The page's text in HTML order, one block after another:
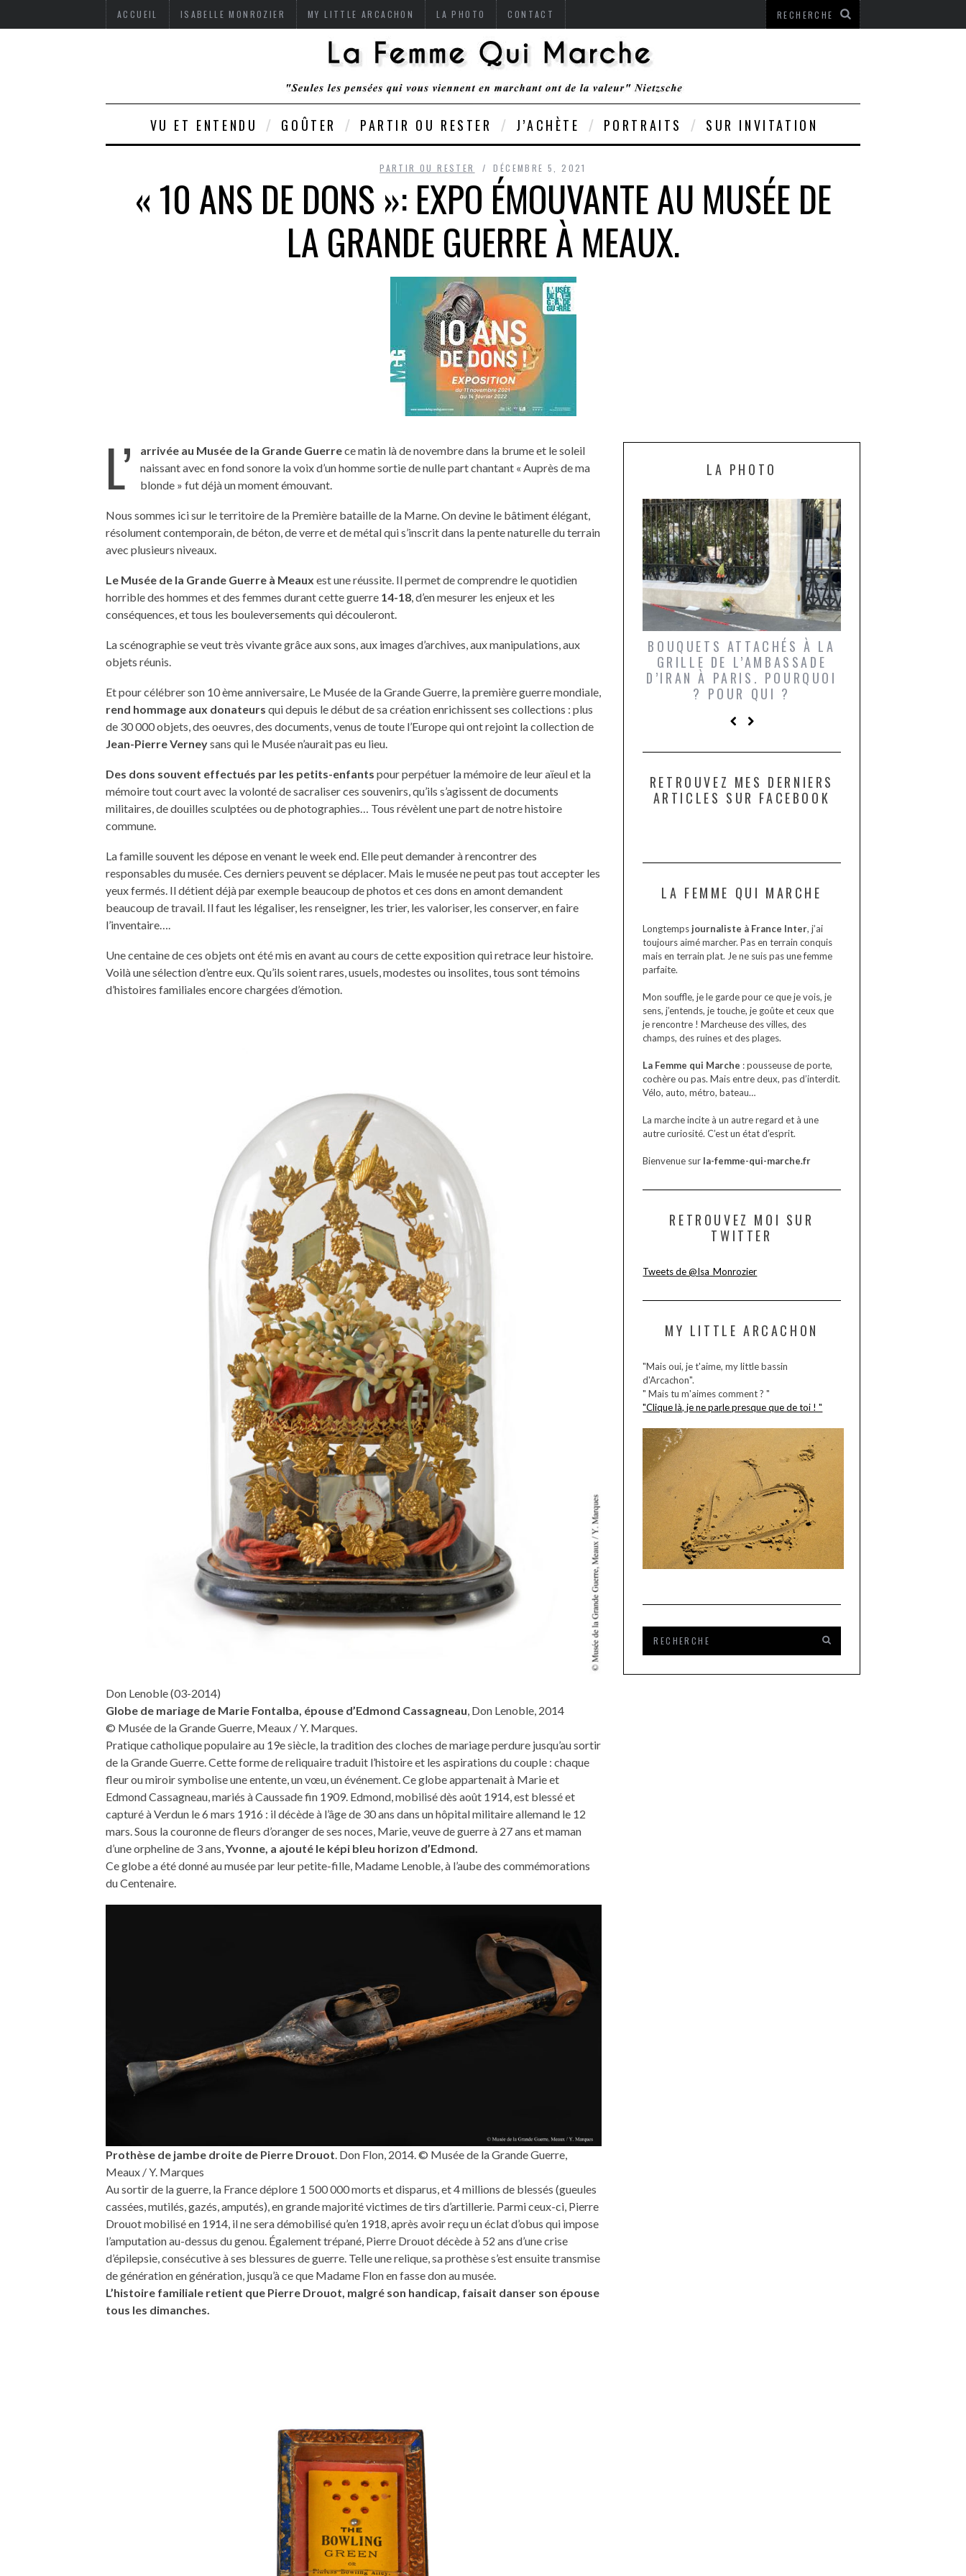
ACCUEIL ISABELLE MONROZIER MY LITTLE ARCACHON LA PHOTO CONTACT
VU ET ENTENDU GOÛTER PARTIR OU RESTER J’ACHÈTE PORTRAITS SUR INVITATION
PARTIR OU RESTER DÉCEMBRE 5, 2021
« 10 ANS DE DONS »: EXPO ÉMOUVANTE AU MUSÉE DE
LA GRANDE GUERRE À MEAUX.
L’ arrivée au Musée de la Grande Guerrece matin là de novembre dans la brume et le soleil
naissant avec en fond sonore la voix d’un homme sortie de nulle part chantant « Auprès de ma
blonde » fut déjà un moment émouvant.
Nous sommes ici sur le territoire de la Première bataille de la Marne. On devine le bâtiment élégant,
résolument contemporain, de béton, de verre et de métal qui s’inscrit dans la pente naturelle du terrain
avec plusieurs niveaux.
Le Musée de la Grande Guerre à Meaux est une réussite. Il permet de comprendre le quotidien
horrible des hommes et des femmes durant cette guerre 14-18, d’en mesurer les enjeux et les
conséquences, et tous les bouleversements qui découleront.
La scénographie se veut très vivante grâce aux sons, aux images d’archives, aux manipulations, aux
objets réunis.
Et pour célébrer son 10 ème anniversaire, Le Musée de la Grande Guerre, la première guerre mondiale,
rend hommage aux donateurs qui depuis le début de sa création enrichissent ses collections : plus
de 30 000 objets, des oeuvres, des documents, venus de toute l’Europe qui ont rejoint la collection de
Jean-Pierre Verneysans qui le Musée n’aurait pas eu lieu.
Des dons souvent effectués par les petits-enfants pour perpétuer la mémoire de leur aïeul et la
mémoire tout court avec la volonté de sacraliser ces souvenirs, qu’ils s’agissent de documents
militaires, de douilles sculptées ou de photographies… Tous révèlent une part de notre histoire
commune.
La famille souvent les dépose en venant le week end. Elle peut demander à rencontrer des
responsables du musée. Ces derniers peuvent se déplacer. Mais le musée ne peut pas tout accepter les
yeux fermés. Il détient déjà par exemple beaucoup de photos et ces dons en amont demandent
beaucoup de travail. Il faut les légaliser, les renseigner, les trier, les valoriser, les conserver, en faire
l’inventaire….
Une centaine de ces objets ont été mis en avant au cours de cette exposition qui retrace leur histoire.
Voilà une sélection d’entre eux. Qu’ils soient rares, usuels, modestes ou insolites, tous sont témoins
d’histoires familiales encore chargées d’émotion.
Don Lenoble (03-2014)
Globe de mariage de Marie Fontalba, épouse d’Edmond Cassagneau, Don Lenoble, 2014
© Musée de la Grande Guerre, Meaux / Y. Marques.
Pratique catholique populaire au 19e siècle, la tradition des cloches de mariage perdure jusqu’au sortir
de la Grande Guerre. Cette forme de reliquaire traduit l’histoire et les aspirations du couple : chaque
fleur ou miroir symbolise une entente, un vœu, un événement. Ce globe appartenait à Marie et
Edmond Cassagneau, mariés à Caussade fin 1909. Edmond, mobilisé dès août 1914, est blessé et
capturé à Verdun le 6 mars 1916 : il décède à l’âge de 30 ans dans un hôpital militaire allemand le 12
mars. Sous la couronne de fleurs d’oranger de ses noces, Marie, veuve de guerre à 27 ans et maman
d’une orpheline de 3 ans,Yvonne, a ajouté le képi bleu horizon d’Edmond.
Ce globe a été donné au musée par leur petite-fille, Madame Lenoble, à l’aube des commémorations
du Centenaire.
Prothèse de jambe droite de Pierre Drouot . Don Flon, 2014. © Musée de la Grande Guerre,
Meaux / Y. Marques
Au sortir de la guerre, la France déplore 1 500 000 morts et disparus, et 4 millions de blessés (gueules
cassées, mutilés, gazés, amputés), en grande majorité victimes de tirs d’artillerie. Parmi ceux-ci, Pierre
Drouot mobilisé en 1914, il ne sera démobilisé qu’en 1918, après avoir reçu un éclat d’obus qui impose
l’amputation au-dessus du genou. Également trépané, Pierre Drouot décède à 52 ans d’une crise
d’épilepsie, consécutive à ses blessures de guerre. Telle une relique, sa prothèse s’est ensuite transmise
de génération en génération, jusqu’à ce que Madame Flon en fasse don au musée.
L’histoire familiale retient que Pierre Drouot, malgré son handicap, faisait danser son épouse
tous les dimanches.
LA PHOTO
UNE MOUETTE SUR LA TÊTE
BOUQUETS ATTACHÉS À LA
GRILLE DE L’AMBASSADE
D’IRAN À PARIS. POURQUOI
? POUR QUI ?
RETROUVEZ MES DERNIERS
ARTICLES SUR FACEBOOK
LA FEMME QUI MARCHE
Longtemps journaliste à France Inter, j’ai
toujours aimé marcher. Pas en terrain conquis
mais en terrain plat. Je ne suis pas une femme
parfaite.
Mon souffle, je le garde pour ce que je vois, je
sens, j’entends, je touche, je goûte et ceux que
je rencontre ! Marcheuse des villes, des
champs, des ruines et des plages.
La Femme qui Marche : pousseuse de porte,
cochère ou pas. Mais entre deux, pas d’interdit.
Vélo, auto, métro, bateau…
La marche incite à un autre regard et à une
autre curiosité. C’est un état d’esprit.
Bienvenue sur la-femme-qui-marche.fr
RETROUVEZ MOI SUR
TWITTER
Tweets de @Isa_Monrozier
MY LITTLE ARCACHON
"Mais oui, je t'aime, my little bassin
d'Arcachon".
" Mais tu m'aimes comment ? "
"Clique là, je ne parle presque que de toi ! "